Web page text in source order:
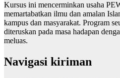
Kursus ini mencerminkan usaha
memartabatkan ilmu dan amalan
kampus dan masyarakat. Program
diteruskan pada masa hadapan
meluas.
Navigasi kiriman